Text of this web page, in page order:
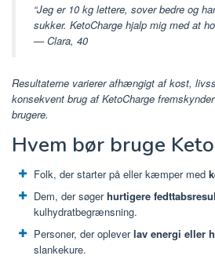
“Jeg er 10 kg lettere, sover bedre og
sukker. KetoCharge hjalp mig med at
—Clara, 40
Resultaterne varierer afhængigt af kost,
konsekvent brug af KetoCharge
brugere.
Hvem bør bruge
Folk, der starter på eller kæmper med
Dem, der søgerhurtigere
kulhydratbegrænsning.
Personer, der opleverlav energi eller
slankekure.